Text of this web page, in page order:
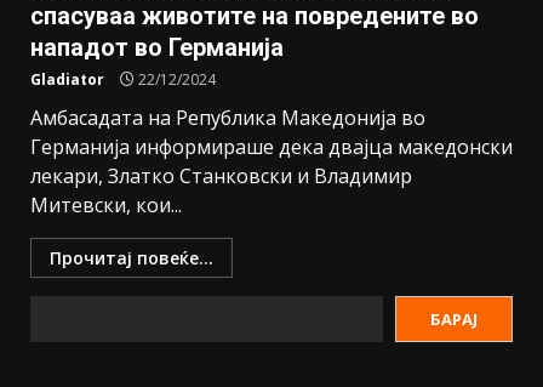
спасуваа животите на повредените во
нападот во Германија
Gladiator 22/12/2024
Амбасадата на Република Македонија во
Германија информираше дека двајца македонски
лекари, Златко Станковски и Владимир
Митевски, кои...
Прочитај повеќе...
БАРАЈ